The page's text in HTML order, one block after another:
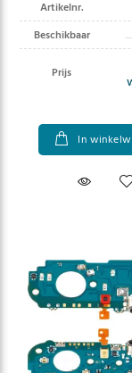
Artikelnr.
Beschikbaar
Prijs
In